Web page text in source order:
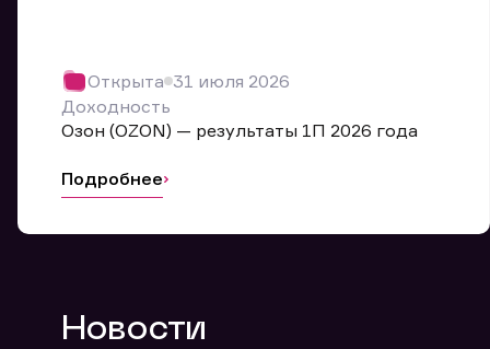
Открыта 31 июля 2026
Доходность
Озон (OZON) — результаты 1П 2026 года
Подробнее
Новости
Мы